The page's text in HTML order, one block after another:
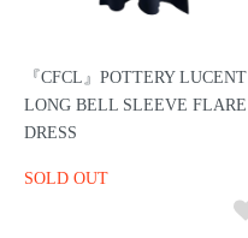
『CFCL』POTTERY LUCENT
LONG BELL SLEEVE FLARE
DRESS
SOLD OUT